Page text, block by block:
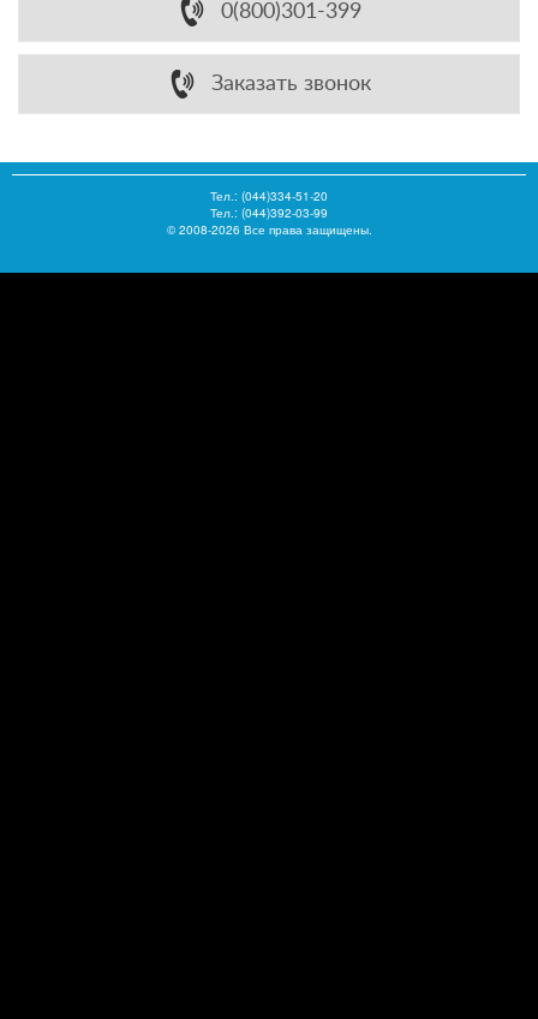
0(800)301-399
Заказать звонок
Тел.: (044)334-51-20
Тел.: (044)392-03-99
© 2008-2026 Все права защищены.